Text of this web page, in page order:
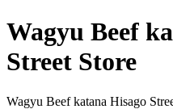
Wagyu Beef
Street Store
Wagyu Beef katana Hisago